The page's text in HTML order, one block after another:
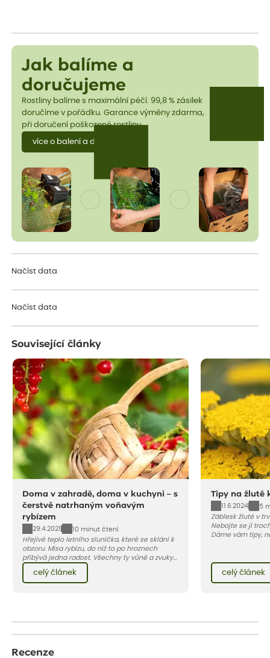
Jak balíme a
doručujeme
Rostliny balíme s maximální péčí. 99,8 % zásilek
doručíme v pořádku. Garance výměny zdarma,
při doručení poškozené rostliny.
více o balení a dopravě
Načíst data
Načíst data
Související články
Doma v zahradě, doma v kuchyni – s
čerstvě natrhaným voňavým
rybízem
29.4.2021
10 minut čtení
Hřejivé teplo letního sluníčka, které se sklání k
obzoru. Mísa rybízu, do níž to po hroznech
přibývá jedna radost. Všechny ty vůně a zvuky
vnese neuvěřitelný klid a radost. A taky trochu
bezstarostnosti dětství při mlsání babiččina
celý článek
Tipy na žlutě
11.6.2024
5
Záblesk žluté v
Nebojte se jí
Dáme vám tipy,
celý článek
Recenze